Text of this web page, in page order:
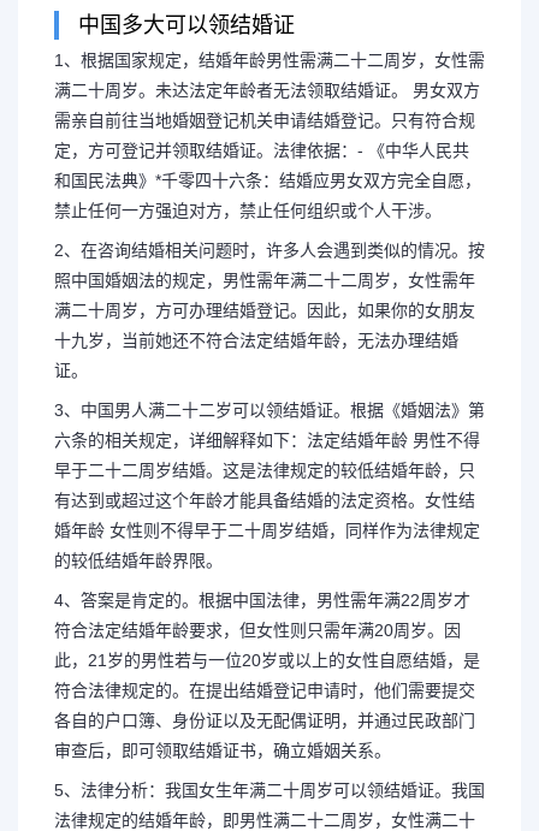
中国多大可以领结婚证
1、根据国家规定，结婚年龄男性需满二十二周岁，女性需
满二十周岁。未达法定年龄者无法领取结婚证。 男女双方
需亲自前往当地婚姻登记机关申请结婚登记。只有符合规
定，方可登记并领取结婚证。法律依据：- 《中华人民共
和国民法典》*千零四十六条：结婚应男女双方完全自愿，
禁止任何一方强迫对方，禁止任何组织或个人干涉。
2、在咨询结婚相关问题时，许多人会遇到类似的情况。按
照中国婚姻法的规定，男性需年满二十二周岁，女性需年
满二十周岁，方可办理结婚登记。因此，如果你的女朋友
十九岁，当前她还不符合法定结婚年龄，无法办理结婚
证。
3、中国男人满二十二岁可以领结婚证。根据《婚姻法》第
六条的相关规定，详细解释如下：法定结婚年龄 男性不得
早于二十二周岁结婚。这是法律规定的较低结婚年龄，只
有达到或超过这个年龄才能具备结婚的法定资格。女性结
婚年龄 女性则不得早于二十周岁结婚，同样作为法律规定
的较低结婚年龄界限。
4、答案是肯定的。根据中国法律，男性需年满22周岁才
符合法定结婚年龄要求，但女性则只需年满20周岁。因
此，21岁的男性若与一位20岁或以上的女性自愿结婚，是
符合法律规定的。在提出结婚登记申请时，他们需要提交
各自的户口簿、身份证以及无配偶证明，并通过民政部门
审查后，即可领取结婚证书，确立婚姻关系。
5、法律分析：我国女生年满二十周岁可以领结婚证。我国
法律规定的结婚年龄，即男性满二十二周岁，女性满二十